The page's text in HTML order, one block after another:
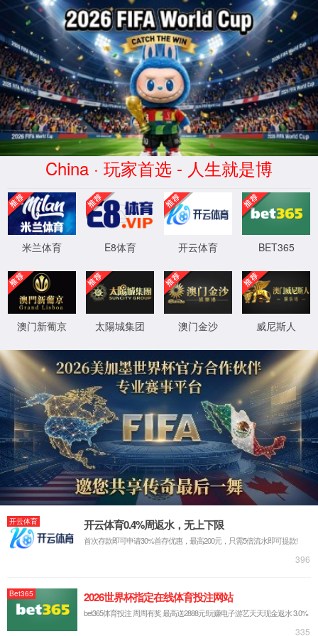
会员
服务
低至
68折
首页 PDF软件功能大全 PDF标书
PDF标书
PDF与企业招标：让复杂
流程变简单的“得力帮手”
2025-
09-30
PDF与企业招标：让复杂
流程变简单的“得力帮手”
2025-
09-30